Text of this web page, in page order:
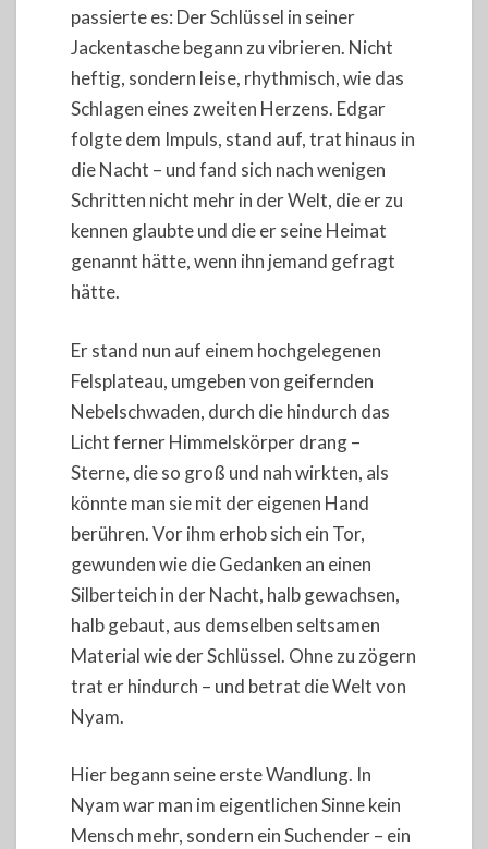
passierte es: Der Schlüssel in seiner
Jackentasche begann zu vibrieren. Nicht
heftig, sondern leise, rhythmisch, wie das
Schlagen eines zweiten Herzens. Edgar
folgte dem Impuls, stand auf, trat hinaus in
die Nacht – und fand sich nach wenigen
Schritten nicht mehr in der Welt, die er zu
kennen glaubte und die er seine Heimat
genannt hätte, wenn ihn jemand gefragt
hätte.
Er stand nun auf einem hochgelegenen
Felsplateau, umgeben von geifernden
Nebelschwaden, durch die hindurch das
Licht ferner Himmelskörper drang –
Sterne, die so groß und nah wirkten, als
könnte man sie mit der eigenen Hand
berühren. Vor ihm erhob sich ein Tor,
gewunden wie die Gedanken an einen
Silberteich in der Nacht, halb gewachsen,
halb gebaut, aus demselben seltsamen
Material wie der Schlüssel. Ohne zu zögern
trat er hindurch – und betrat die Welt von
Nyam.
Hier begann seine erste Wandlung. In
Nyam war man im eigentlichen Sinne kein
Mensch mehr, sondern ein Suchender – ein